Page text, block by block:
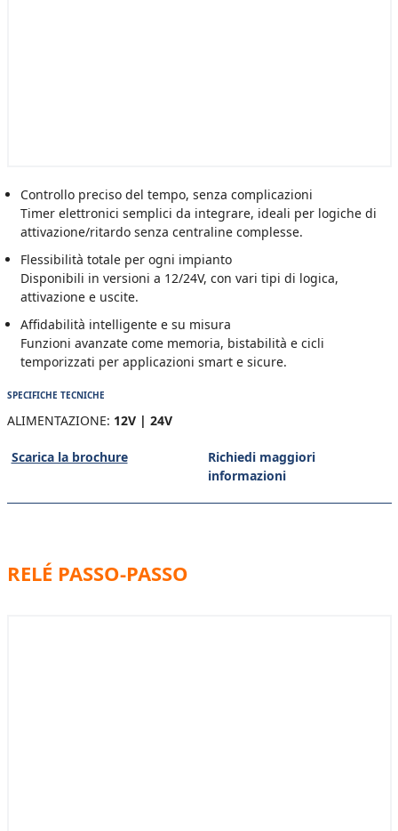
Controllo preciso del tempo, senza complicazioni
Timer elettronici semplici da integrare, ideali per logiche di
attivazione/ritardo senza centraline complesse.
Flessibilità totale per ogni impianto
Disponibili in versioni a 12/24V, con vari tipi di logica,
attivazione e uscite.
Affidabilità intelligente e su misura
Funzioni avanzate come memoria, bistabilità e cicli
temporizzati per applicazioni smart e sicure.
SPECIFICHE TECNICHE
ALIMENTAZIONE: 12V | 24V
Scarica la brochure
Richiedi maggiori
informazioni
RELÉ PASSO-PASSO